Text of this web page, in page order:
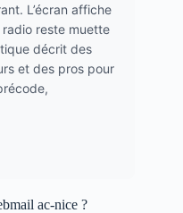
L’écran affiche
radio reste muette
décrit des
et des pros pour
ac-nice ?